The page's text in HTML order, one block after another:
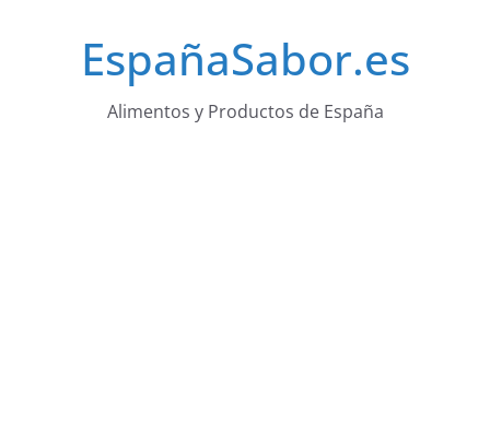
EspañaSabor.es
Alimentos y Productos de España